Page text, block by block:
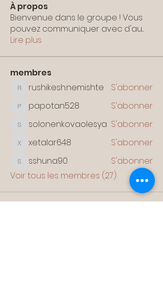
À propos
Bienvenue dans le groupe ! Vous
pouvez communiquer avec d'au...
Lire plus
membres
rushikesh.nemishte
rushikesh.nemishte S'abonner
papotan528
papotan528 S'abonner
solonenkovaolesya
solonenkovaolesya S'abonner
xetalar648
xetalar648 S'abonner
sshuna90
sshuna90
S'abonner
Voir tous les membres (27)